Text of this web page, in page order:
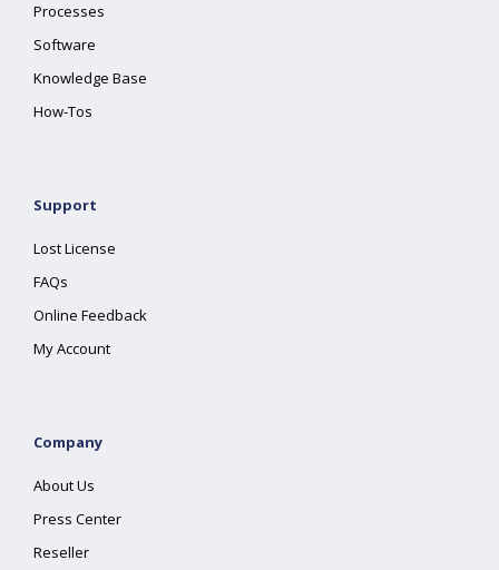
Processes
Software
Knowledge Base
How-Tos
Support
Lost License
FAQs
Online Feedback
My Account
Company
About Us
Press Center
Reseller